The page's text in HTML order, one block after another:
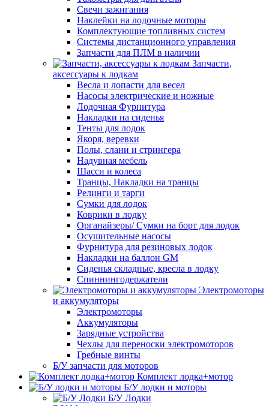
Свечи зажигания
Наклейки на лодочные моторы
Комплектующие топливных систем
Системы дистанционного управления
Запчасти для ПЛМ в наличии
Запчасти,
аксессуары к лодкам
Весла и лопасти для весел
Насосы электрические и ножные
Лодочная Фурнитура
Накладки на сиденья
Тенты для лодок
Якоря, веревки
Полы, слани и стрингера
Надувная мебель
Шасси и колеса
Транцы, Накладки на транцы
Релинги и тарги
Сумки для лодок
Коврики в лодку
Органайзеры/ Сумки на борт для лодок
Осушительные насосы
Фурнитура для резиновых лодок
Накладки на баллон GM
Сиденья складные, кресла в лодку
Спиннингодержатели
Электромоторы
и аккумуляторы
Электромоторы
Аккумуляторы
Зарядные устройства
Чехлы для переноски электромоторов
Гребные винты
Б/У запчасти для моторов
Комплект лодка+мотор
Б/У лодки и моторы
Б/У Лодки